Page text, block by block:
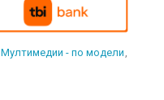
Мултимедии - по модели